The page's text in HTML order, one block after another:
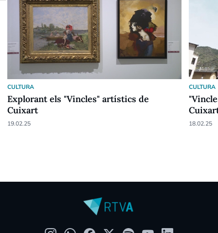
CULTURA
Explorant els "Vincles" artístics de
Cuixart
19.02.25
CULTURA
18.02.25